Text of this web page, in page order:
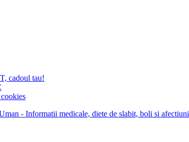
cadoul tau!
- Informatii medicale, diete de slabit, boli si afectiuni